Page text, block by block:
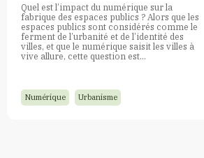
Quel est l’impact du numérique sur la
fabrique des espaces publics ? Alors que les
espaces publics sont considérés comme le
ferment de l’urbanité et de l’identité des
villes, et que le numérique saisit les villes à
vive allure, cette question est…
Numérique Urbanisme